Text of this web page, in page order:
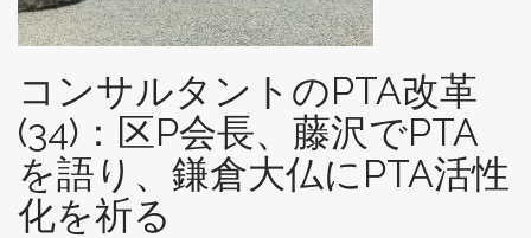
コンサルタントのPTA改革
(34)：区P会長、藤沢でPTA
を語り、鎌倉大仏にPTA活性
化を祈る